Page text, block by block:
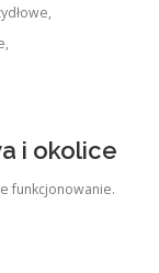
i okolice
funkcjonowanie.